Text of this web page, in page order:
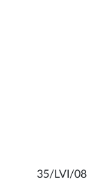
35/LVI/08